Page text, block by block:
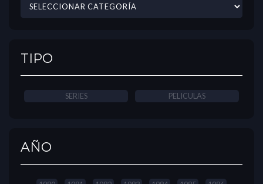
TIPO
SERIES PELICULAS
AÑO